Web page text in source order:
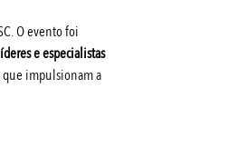
O evento foi
e especialistas
que impulsionam a